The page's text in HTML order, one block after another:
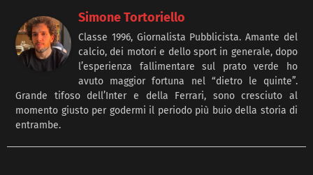
Simone Tortoriello
Classe 1996, Giornalista Pubblicista. Amante del
calcio, dei motori e dello sport in generale, dopo
l’esperienza fallimentare sul prato verde ho
avuto maggior fortuna nel “dietro le quinte”.
Grande tifoso dell’Inter e della Ferrari, sono cresciuto al
momento giusto per godermi il periodo più buio della storia di
entrambe.